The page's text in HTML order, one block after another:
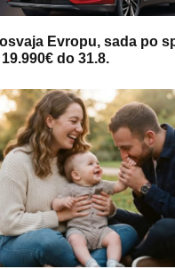
Evropu, sada po
do 31.8.